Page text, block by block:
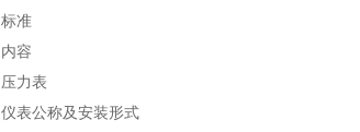
标准
内容
压力表
仪表公称及安装形式